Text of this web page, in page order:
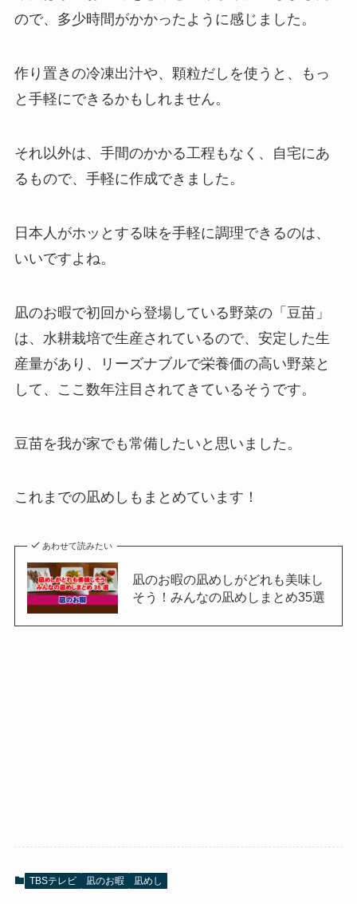
ので、多少時間がかかったように感じました。
作り置きの冷凍出汁や、顆粒だしを使うと、もっ
と手軽にできるかもしれません。
それ以外は、手間のかかる工程もなく、自宅にあ
るもので、手軽に作成できました。
日本人がホッとする味を手軽に調理できるのは、
いいですよね。
凪のお暇で初回から登場している野菜の「豆苗」
は、水耕栽培で生産されているので、安定した生
産量があり、リーズナブルで栄養価の高い野菜と
して、ここ数年注目されてきているそうです。
豆苗を我が家でも常備したいと思いました。
これまでの凪めしもまとめています！
あわせて読みたい
凪のお暇の凪めしがどれも美味し
そう！みんなの凪めしまとめ35選
TBSテレビ 凪のお暇 凪めし